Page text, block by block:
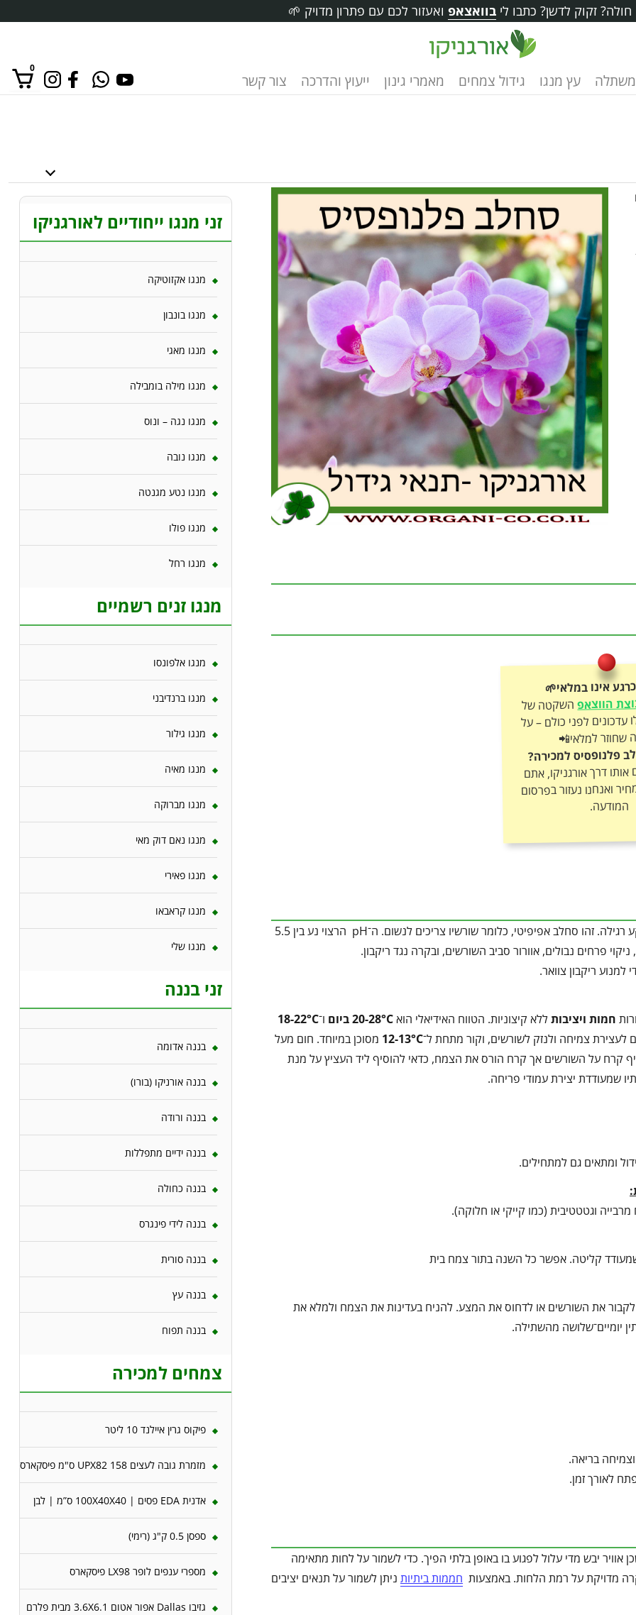
זקוק לדשן? כתבו לי בוואצאפ ואעזור לכם עם פתרון מדויק 🌱
משתלה עץ מנגו גידול צמחים מאמרי גינון ייעוץ והדרכה צור קשר
0
10-
אינו במלאי🌱
הווצאפהשקטה של
אורגניקו וקבלו עדכונים לפני כולם – על
שחוזר למלאי📲
פלנופסיס למכירה?
דרך אורגניקו, אתם
ואנחנו נעזור בפרסום
המודעה.
מצע אוורירי במיוחד – שבבי אורן, סיבי קוקוס או קליפות עץ – ולא לקרקע רגילה. זהו סחלב אפיפיטי, כלומר שורשיו צריכים לנשום. ה־pH הרצוי נע בין 5.5
ריקבון צוואר.
חמות ויציבותללא קיצוניות. הטווח האידיאלי הוא20-28°Cביום ו־18-22°C
לעצירת צמיחה ולנזק לשורשים, וקור מתחת ל־12-13°C מסוכן במיוחד. חום מעל
קרח על השורשים אך קרח הורס את הצמח, כדאי להוסיף ליד העציץ על מנת
שמעודדת יצירת עמודי פריחה.
ומתאים גם למתחילים.
וגטטטיבית (כמו קייקי או חלוקה).
שמעודד קליטה. אפשר כל השנה בתור צמח בית
את השורשים או לדחוס את המצע. להניח בעדינות את הצמח ולמלא את
יומיים־שלושה מהשתילה.
בריאה.
לאורך זמן.
יבש מדי עלול לפגוע בו באופן בלתי הפיך. כדי לשמור על לחות מתאימה
מדויקת על רמת הלחות. באמצעות חממות ביתיות ניתן לשמור על תנאים יציבים
זני מנגו ייחודיים לאורגניקו
מנגו אקזוטיקה
מנגו בונבון
מנגו מאגי
מנגו מילה בומבילה
מנגו נגה – ונוס
מנגו נובה
מנגו נטע מגנטה
מנגו פולו
מנגו רחל
מנגו זנים רשמיים
מנגו אלפונסו
מנגו ברנדיבני
מנגו גילור
מנגו מאיה
מנגו מברוקה
מנגו נאם דוק מאי
מנגו פאירי
מנגו קראבאו
מנגו שלי
זני בננה
בננה אדומה
בננה אורניקו (בורו)
בננה ורודה
בננה ידיים מתפללות
בננה כחולה
בננה לידי פינגרס
בננה סורית
בננה עץ
בננה תפוח
צמחים למכירה
פיקוס גרין איילנד 10 ליטר
מזמרת גובה לעצים 158 UPX82 ס"מ פיסקארס
אדנית EDA פסים | 100X40X40 ס”מ | לבן
ספסן 0.5 ק"ג (רימי)
מספרי ענפים לופר LX98 פיסקארס
גזיבו Dallas אפור אטום 3.6X6.1 מבית פלרם